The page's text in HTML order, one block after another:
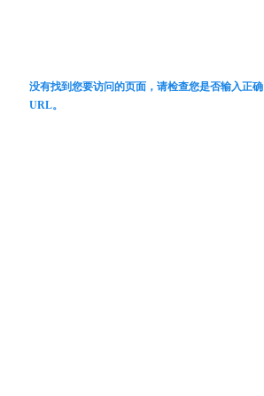
没有找到您要访问的页面，请检查您是否输入正确
URL。